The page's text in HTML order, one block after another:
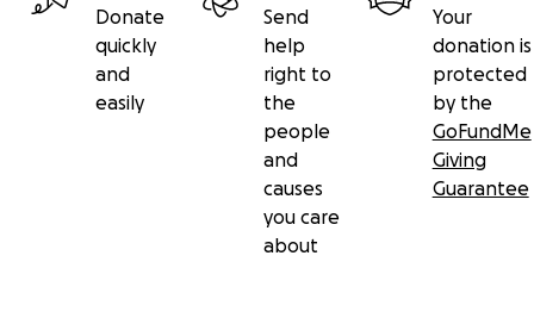
Donate
quickly
and
easily
Send
help
right to
the
people
and
causes
you care
about
Your
donation is
protected
by the
GoFundMe
Giving
Guarantee